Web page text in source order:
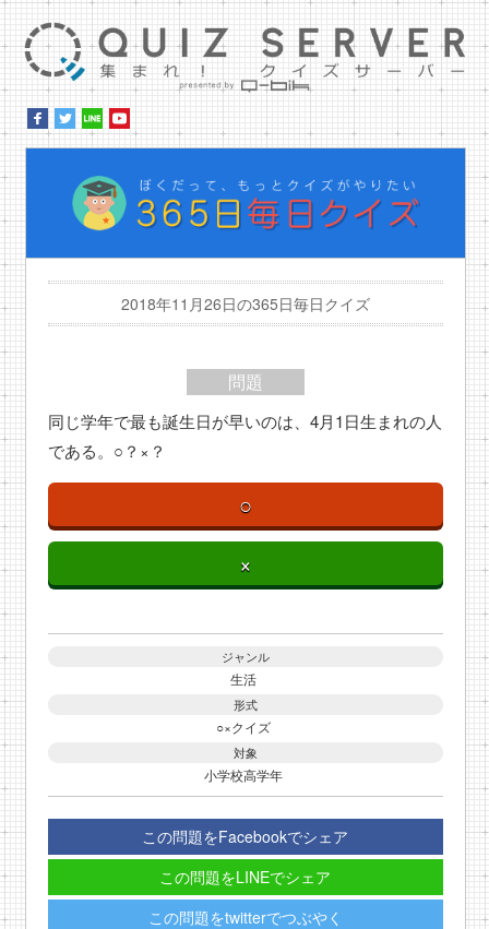
2018年11月26日の365日毎日クイズ
問題
同じ学年で最も誕生日が早いのは、4月1日生まれの人
である。○？×？
○
×
ジャンル
生活
形式
○×クイズ
対象
小学校高学年
この問題をFacebookでシェア
この問題をLINEでシェア
この問題をtwitterでつぶやく